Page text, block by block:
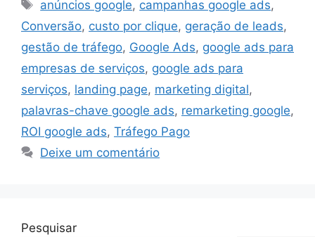
anúncios google, campanhas google ads,
Conversão, custo por clique, geração de leads,
gestão de tráfego, Google Ads, google ads para
empresas de serviços, google ads para
serviços, landing page, marketing digital,
palavras-chave google ads, remarketing google,
ROI google ads, Tráfego Pago
Deixe um comentário
Pesquisar